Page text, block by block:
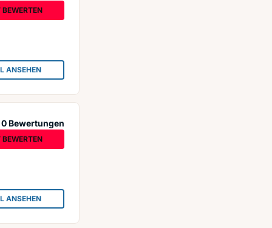
ANSEHEN
: BEAUTY N´MORE IN LINDEN
0 Bewertungen
ANSEHEN
: LA VIE EN HARMONIE - KLANGMASSAGEN